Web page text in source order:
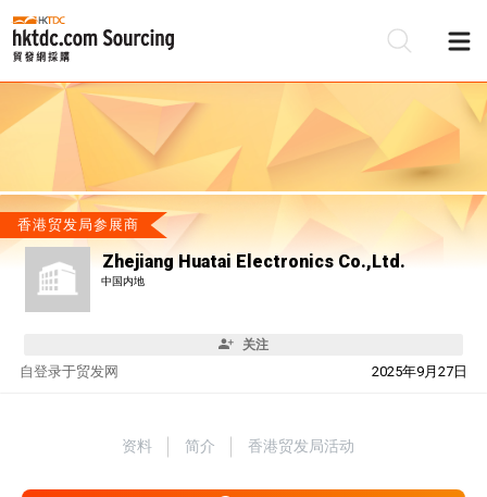
香港贸发局参展商
Zhejiang Huatai Electronics Co.,Ltd.
中国内地
关注
自 2025年9月27日
登录于贸发网
资料 简介 香港贸发局活动